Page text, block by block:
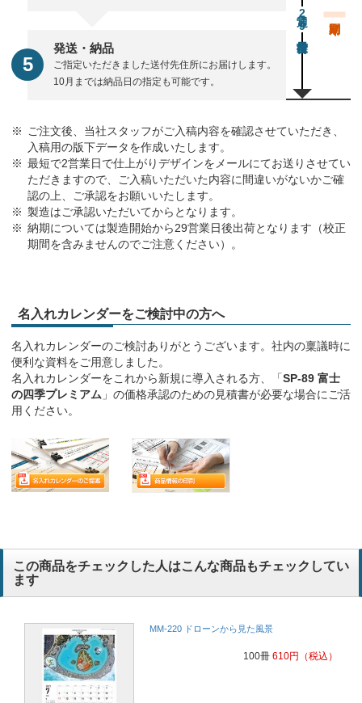
発送・納品
ご指定いただきました送付先住所にお届けします。
10月までは納品日の指定も可能です。
通常29営業日後出荷
ご注文後、当社スタッフがご入稿内容を確認させていただき、
入稿用の版下データを作成いたします。
最短で2営業日で仕上がりデザインをメールにてお送りさせてい
ただきますので、ご入稿いただいた内容に間違いがないかご確
認の上、ご承認をお願いいたします。
製造はご承認いただいてからとなります。
納期については製造開始から29営業日後出荷となります（校正
期間を含みませんのでご注意ください）。
名入れカレンダーをご検討中の方へ
名入れカレンダーのご検討ありがとうございます。社内の稟議時に
便利な資料をご用意しました。
名入れカレンダーをこれから新規に導入される方、「SP-89 富士
の四季プレミアム 」の価格承認のための見積書が必要な場合にご活
用ください。
この商品をチェックした人はこんな商品もチェックしてい
ます
MM-220 ドローンから見た風景
100冊 610円 （税込）